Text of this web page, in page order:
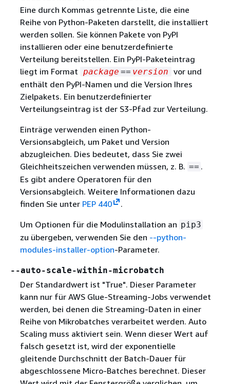
Eine durch Kommas getrennte Liste, die eine
Reihe von Python-Paketen darstellt, die installiert
werden sollen. Sie können Pakete von PyPI
installieren oder eine benutzerdefinierte
Verteilung bereitstellen. Ein PyPI-Paketeintrag
liegt im Format package == version vor und
enthält den PyPI-Namen und die Version Ihres
Zielpakets. Ein benutzerdefinierter
Verteilungseintrag ist der S3-Pfad zur Verteilung.
Einträge verwenden einen Python-
Versionsabgleich, um Paket und Version
abzugleichen. Dies bedeutet, dass Sie zwei
Gleichheitszeichen verwenden müssen, z. B. == .
Es gibt andere Operatoren für den
Versionsabgleich. Weitere Informationen dazu
finden Sie unter PEP 440
.
Um Optionen für die Modulinstallation an pip3
zu übergeben, verwenden Sie den --python-
modules-installer-option-Parameter.
--auto-scale-within-microbatch
Der Standardwert ist "True". Dieser Parameter
kann nur für AWS Glue-Streaming-Jobs verwendet
werden, bei denen die Streaming-Daten in einer
Reihe von Mikrobatches verarbeitet werden. Auto
Scaling muss aktiviert sein. Wenn dieser Wert auf
falsch gesetzt ist, wird der exponentielle
gleitende Durchschnitt der Batch-Dauer für
abgeschlossene Micro-Batches berechnet. Dieser